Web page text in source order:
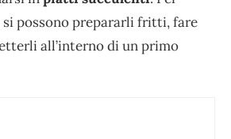
si possono prepararli fritti, fare
all’interno di un primo